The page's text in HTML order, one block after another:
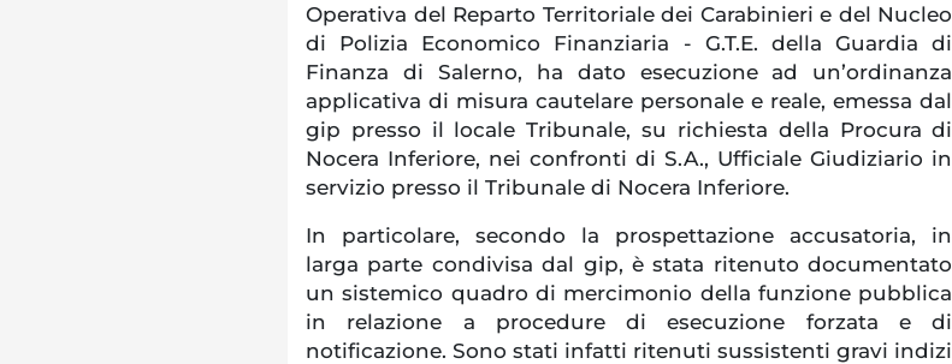
Operativa del Reparto Territoriale dei Carabinieri e del Nucleo
di Polizia Economico Finanziaria - G.T.E. della Guardia di
Finanza di Salerno, ha dato esecuzione ad un’ordinanza
applicativa di misura cautelare personale e reale, emessa dal
gip presso il locale Tribunale, su richiesta della Procura di
Nocera Inferiore, nei confronti di S.A., Ufficiale Giudiziario in
servizio presso il Tribunale di Nocera Inferiore.
In particolare, secondo la prospettazione accusatoria, in
larga parte condivisa dal gip, è stata ritenuto documentato
un sistemico quadro di mercimonio della funzione pubblica
in relazione a procedure di esecuzione forzata e di
notificazione. Sono stati infatti ritenuti sussistenti gravi indizi